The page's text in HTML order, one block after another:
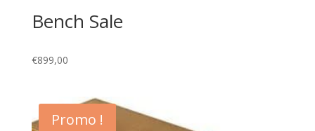
Bench Sale
€899,00
Promo !